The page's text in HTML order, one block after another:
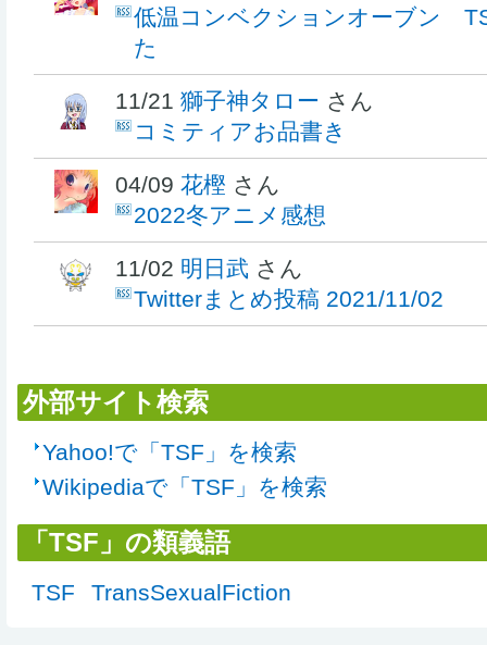
低温コンベクションオーブン
た
11/21 獅子神タロー さん
コミティアお品書き
04/09 花樫 さん
2022冬アニメ感想
11/02 明日武 さん
Twitterまとめ投稿 2021/11/02
外部サイト検索
Yahoo!で「TSF」を検索
Wikipediaで「TSF」を検索
「TSF」の類義語
TSF TransSexualFiction